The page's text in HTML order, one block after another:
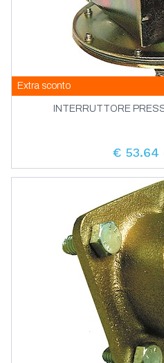
Extra sconto
INTERRUTTORE
€ 53.64